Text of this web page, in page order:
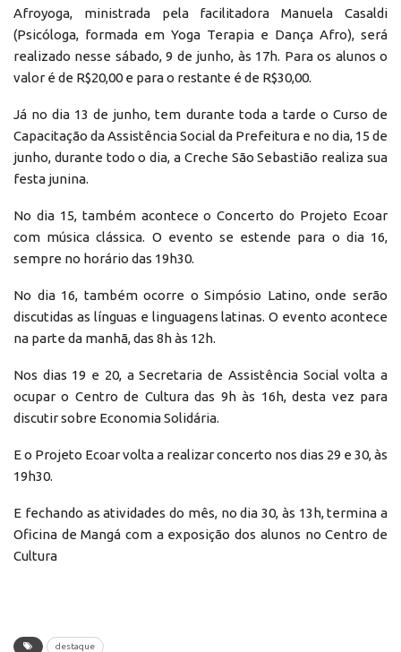
Afroyoga, ministrada pela facilitadora Manuela Casaldi
(Psicóloga, formada em Yoga Terapia e Dança Afro), será
realizado nesse sábado, 9 de junho, às 17h. Para os alunos o
valor é de R$20,00 e para o restante é de R$30,00.
Já no dia 13 de junho, tem durante toda a tarde o Curso de
Capacitação da Assistência Social da Prefeitura e no dia, 15 de
junho, durante todo o dia, a Creche São Sebastião realiza sua
festa junina.
No dia 15, também acontece o Concerto do Projeto Ecoar
com música clássica. O evento se estende para o dia 16,
sempre no horário das 19h30.
No dia 16, também ocorre o Simpósio Latino, onde serão
discutidas as línguas e linguagens latinas. O evento acontece
na parte da manhã, das 8h às 12h.
Nos dias 19 e 20, a Secretaria de Assistência Social volta a
ocupar o Centro de Cultura das 9h às 16h, desta vez para
discutir sobre Economia Solidária.
E o Projeto Ecoar volta a realizar concerto nos dias 29 e 30, às
19h30.
E fechando as atividades do mês, no dia 30, às 13h, termina a
Oficina de Mangá com a exposição dos alunos no Centro de
Cultura
destaque